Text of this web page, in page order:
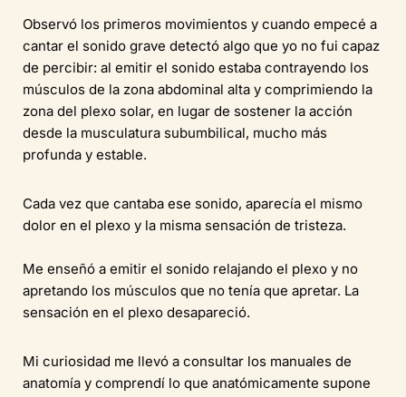
Observó los primeros movimientos y cuando empecé a
cantar el sonido grave detectó algo que yo no fui capaz
de percibir: al emitir el sonido estaba contrayendo los
músculos de la zona abdominal alta y comprimiendo la
zona del plexo solar, en lugar de sostener la acción
desde la musculatura subumbilical, mucho más
profunda y estable.
Cada vez que cantaba ese sonido, aparecía el mismo
dolor en el plexo y la misma sensación de tristeza.
Me enseñó a emitir el sonido relajando el plexo y no
apretando los músculos que no tenía que apretar. La
sensación en el plexo desapareció.
Mi curiosidad me llevó a consultar los manuales de
anatomía y comprendí lo que anatómicamente supone